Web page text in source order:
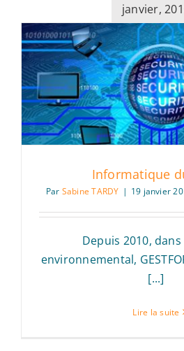
janvier,
Informatique
Par Sabine TARDY | 19 janvier
Depuis 2010,
environnemental,
[...]
Lire la suite